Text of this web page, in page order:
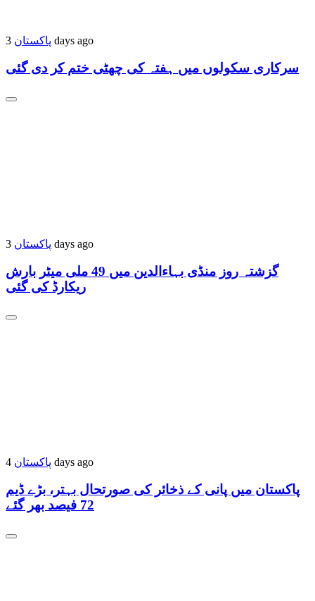
پاکستان 3 days ago
سرکاری سکولوں میں ہفتہ کی چھٹی ختم کر دی گئی
پاکستان 3 days ago
گزشتہ روز منڈی بہاءالدین میں 49 ملی میٹر بارش
ریکارڈ کی گئی
پاکستان 4 days ago
پاکستان میں پانی کے ذخائر کی صورتحال بہتر، بڑے ڈیم
72 فیصد بھر گئے